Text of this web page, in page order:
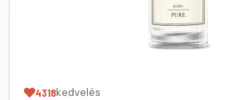
4318kedvelés